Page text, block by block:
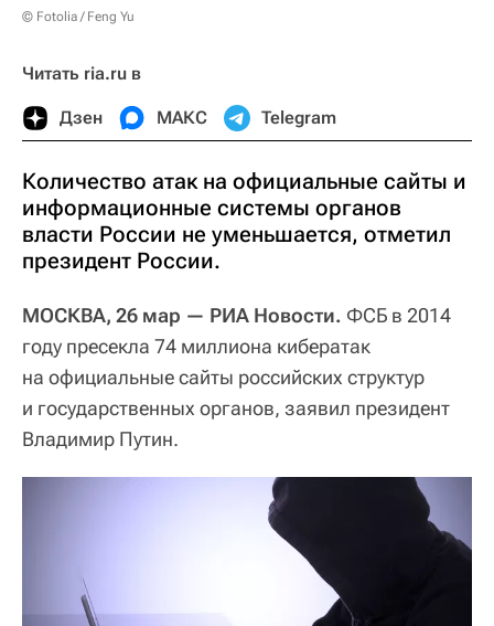
© Fotolia / Feng Yu
Читать ria.ru в
Дзен МАКС Telegram
Количество атак на официальные сайты и
информационные системы органов
власти России не уменьшается, отметил
президент России.
МОСКВА, 26 мар — РИА Новости. ФСБ в 2014
году пресекла 74 миллиона кибератак
на официальные сайты российских структур
и государственных органов, заявил президент
Владимир Путин.